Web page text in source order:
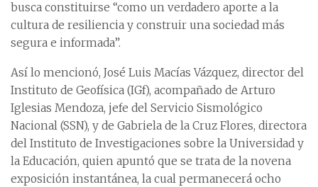
busca constituirse “como un verdadero aporte a la
cultura de resiliencia y construir una sociedad más
segura e informada”.
Así lo mencionó, José Luis Macías Vázquez, director del
Instituto de Geofísica (IGf), acompañado de Arturo
Iglesias Mendoza, jefe del Servicio Sismológico
Nacional (SSN), y de Gabriela de la Cruz Flores, directora
del Instituto de Investigaciones sobre la Universidad y
la Educación, quien apuntó que se trata de la novena
exposición instantánea, la cual permanecerá ocho